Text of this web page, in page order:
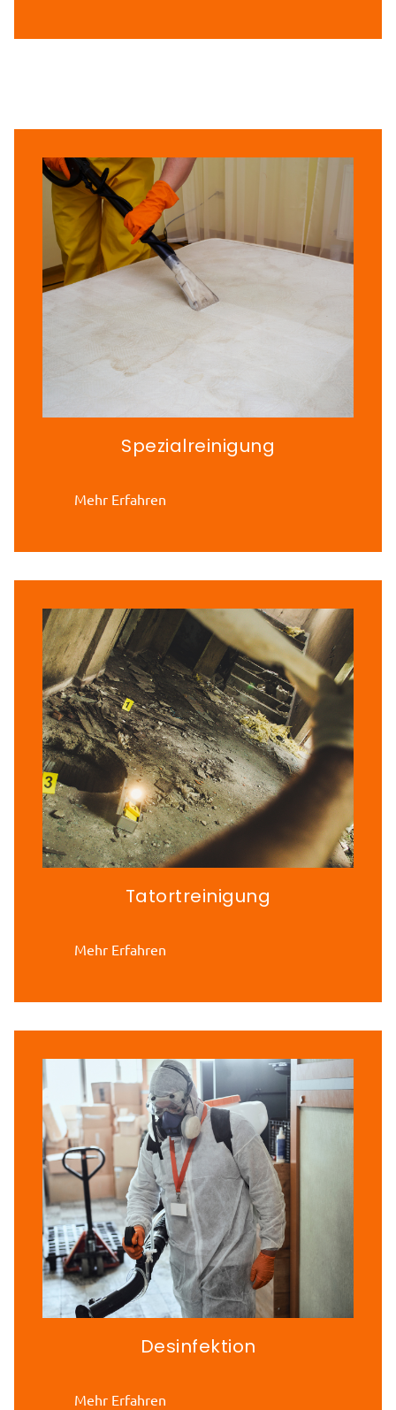
Spezialreinigung
Mehr Erfahren
Tatortreinigung
Mehr Erfahren
Desinfektion
Mehr Erfahren